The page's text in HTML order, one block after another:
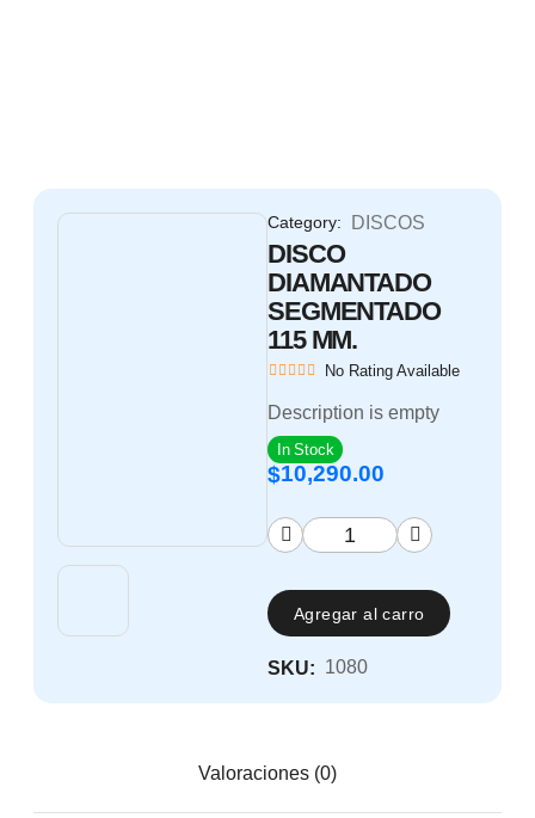
Category: DISCOS
DISCO
DIAMANTADO
SEGMENTADO
115 MM.
No Rating Available
Description is empty
In Stock
$10,290.00
Agregar al carro
SKU: 1080
Valoraciones (0)